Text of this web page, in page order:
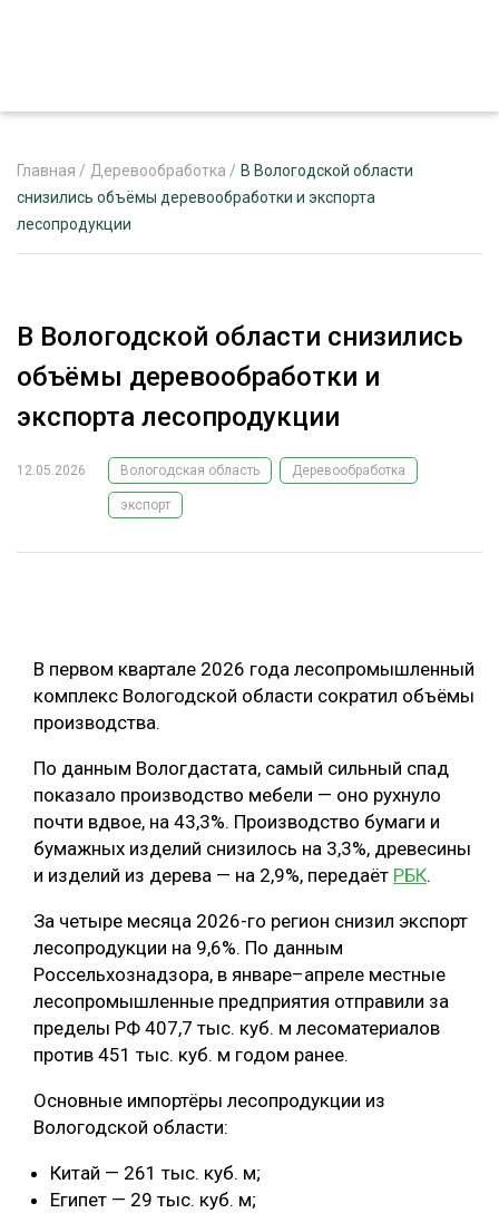
ЖУРНАЛ «ЛЕСНОЙ КОМПЛЕКС»
РЕКЛАМОДАТЕЛЯМ
ЛЕСОЗАГОТОВКА
ЛОГИСТИКА
ПРОИЗВОДСТВО ДРЕВЕСНЫХ ПЛИТ
ЦБП
КОМПЛЕКСНАЯ ПЕРЕРАБОТКА
ЛЕСОПИЛЕНИЕ
ДЕРЕВЯННОЕ ДОМОСТРОЕНИЕ
БЕЗОПАСНОЕ ПРОИЗВОДСТВО
СУШКА ДРЕВЕСИНЫ
ЭКСПЕРТНОЕ МНЕНИЕ
Главная / Деревообработка / В Вологодской области
снизились объёмы деревообработки и экспорта
лесопродукции
В Вологодской области снизились
объёмы деревообработки и
экспорта лесопродукции
12.05.2026 Вологодская область Деревообработка
экспорт
В первом квартале 2026 года лесопромышленный
комплекс Вологодской области сократил объёмы
производства.
По данным Вологдастата, самый сильный спад
показало производство мебели — оно рухнуло
почти вдвое, на 43,3%. Производство бумаги и
бумажных изделий снизилось на 3,3%, древесины
и изделий из дерева — на 2,9%, передаёт РБК.
За четыре месяца 2026-го регион снизил экспорт
лесопродукции на 9,6%. По данным
Россельхознадзора, в январе–апреле местные
лесопромышленные предприятия отправили за
пределы РФ 407,7 тыс. куб. м лесоматериалов
против 451 тыс. куб. м годом ранее.
Основные импортёры лесопродукции из
Вологодской области:
Китай — 261 тыс. куб. м;
Египет — 29 тыс. куб. м;